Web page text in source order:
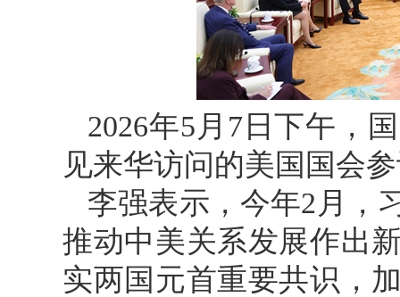
2026年5月7日下午，
见来华访问的美国国会
李强表示，今年2月，
推动中美关系发展作出
实两国元首重要共识，